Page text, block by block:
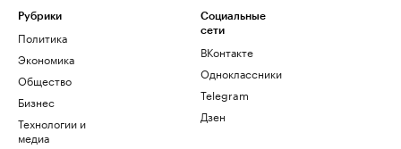
Рубрики
Политика
Экономика
Общество
Бизнес
Технологии и
медиа
Социальные
сети
ВКонтакте
Одноклассники
Telegram
Дзен